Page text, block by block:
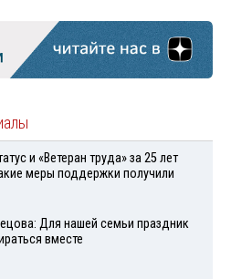
и «Ветеран труда» за 25 лет
меры поддержки получили
Для нашей семьи праздник
вместе